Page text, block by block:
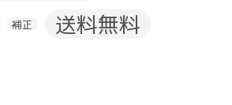
補正 送料無料